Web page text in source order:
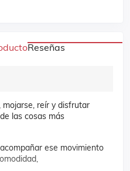
Reseñas
reír y disfrutar
las cosas más
ese movimiento